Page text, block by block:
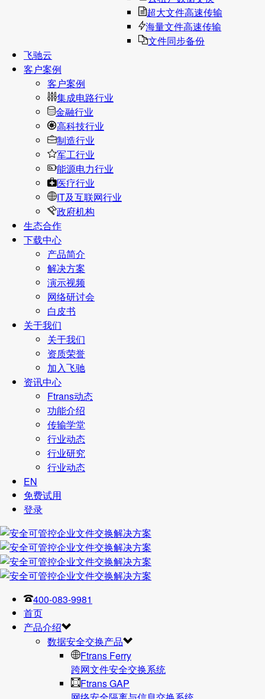
超大文件高速传输
海量文件高速传输
文件同步备份
飞驰云
客户案例
客户案例
集成电路行业
金融行业
高科技行业
制造行业
军工行业
能源电力行业
医疗行业
IT及互联网行业
政府机构
生态合作
下载中心
产品简介
解决方案
演示视频
网络研讨会
白皮书
关于我们
关于我们
资质荣誉
加入飞驰
资讯中心
Ftrans动态
功能介绍
传输学堂
行业动态
行业研究
行业动态
EN
免费试用
登录
400-083-9981
首页
产品介绍
数据安全交换产品
Ftrans Ferry
跨网文件安全交换系统
Ftrans GAP